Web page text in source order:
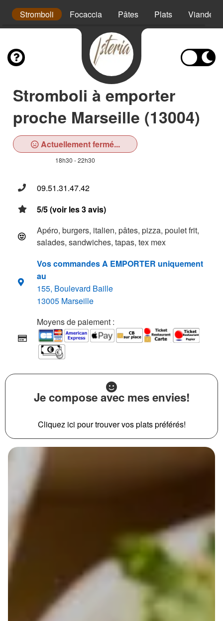
Stromboli Focaccia Pâtes Plats Viandes
Stromboli à emporter
proche Marseille (13004)
Actuellement fermé...
18h30 - 22h30
09.51.31.47.42
5/5 (voir les 3 avis)
Apéro, burgers, italien, pâtes, pizza, poulet frit,
salades, sandwiches, tapas, tex mex
Vos commandes A EMPORTER uniquement
au
155, Boulevard Baille
13005 Marseille
Moyens de paiement :
Je compose avec mes envies!
Cliquez ici pour trouver vos plats préférés!